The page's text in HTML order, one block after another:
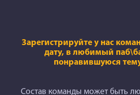
Зарегистрируйте у нас
дату, в любимый
понравившуюся
Состав команды может быть